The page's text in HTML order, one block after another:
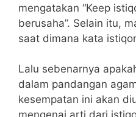
mengatakan “Keep
berusaha”. Selain itu,
saat dimana kata
Lalu sebenarnya
dalam pandangan
kesempatan ini akan